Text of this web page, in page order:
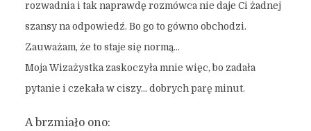
rozwadnia i tak naprawdę rozmówca nie daje Ci żadnej
szansy na odpowiedź. Bo go to gówno obchodzi.
Zauważam, że to staje się normą…
Moja Wizażystka zaskoczyła mnie więc, bo zadała
pytanie i czekała w ciszy… dobrych parę minut.
A brzmiało ono: